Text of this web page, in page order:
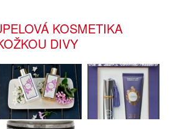
KOSMETIKA
DIVY